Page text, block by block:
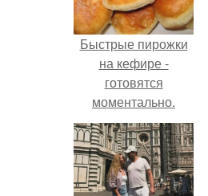
Быстрые пирожки
на кефире -
готовятся
моментально.